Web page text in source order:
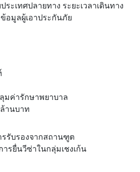
ระเทศปลายทาง ระยะเวลาเดินทาง
อมูลผู้เอาประกันภัย
มค่ารักษาพยาบาล
ล้านบาท
รรับรองจากสถานฑูต
ารยื่นวีซ่าในกลุ่มเชงเก้น